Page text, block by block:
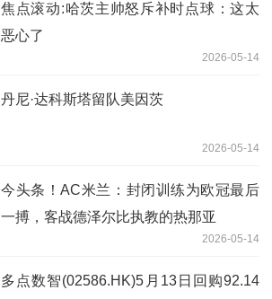
焦点滚动:哈茨主帅怒斥补时点球：这太
恶心了
2026-05-14
丹尼·达科斯塔留队美因茨
2026-05-14
今头条！AC米兰：封闭训练为欧冠最后
一搏，客战德泽尔比执教的热那亚
2026-05-14
多点数智(02586.HK)5月13日回购92.14